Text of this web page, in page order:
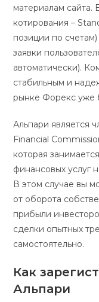
материалам сайта.
котирования –
позиции по
заявки
автоматически).
стабильным и
рынке Форекс уже
Альпари является
Financial
которая
финансовых услуг
В этом случае вы
от оборота
прибыли
сделки опытных
самостоятельно.
Как
Альпари